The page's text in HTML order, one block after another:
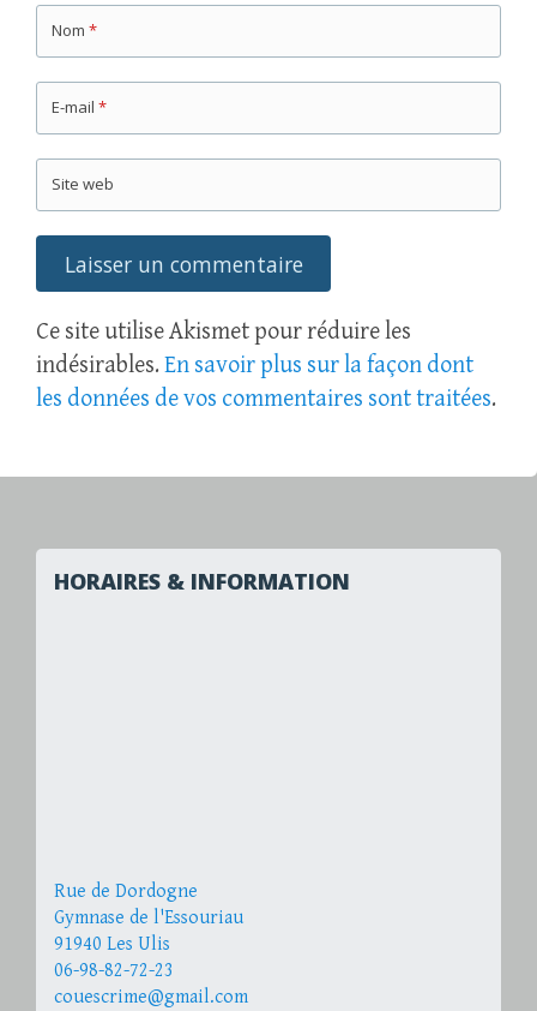
Nom *
E-mail *
Site web
Ce site utilise Akismet pour réduire les
indésirables. En savoir plus sur la façon dont
les données de vos commentaires sont traitées.
HORAIRES & INFORMATION
Rue de Dordogne
Gymnase de l'Essouriau
91940 Les Ulis
06-98-82-72-23
couescrime@gmail.com